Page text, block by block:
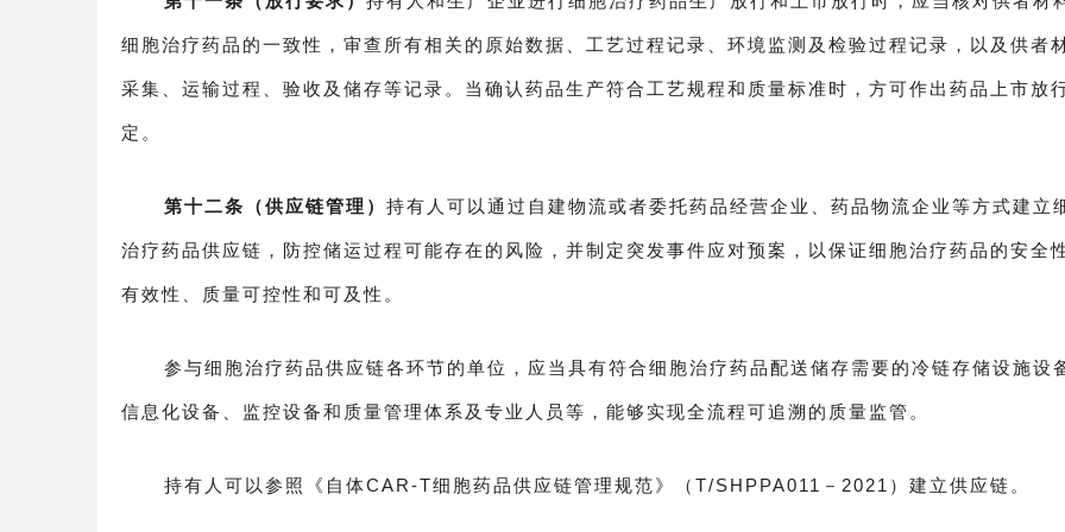
细胞治疗药品的一致性，审查所有相关的原始数据、工艺过程记录、环境监测及检验过程记录，以及供者
采集、运输过程、验收及储存等记录。当确认药品生产符合工艺规程和质量标准时，方可作出药品上市放
定。
第十二条（供应链管理） 持有人可以通过自建物流或者委托药品经营企业、药品物流企业等方式建立
治疗药品供应链，防控储运过程可能存在的风险，并制定突发事件应对预案，以保证细胞治疗药品的安全性
有效性、质量可控性和可及性。
参与细胞治疗药品供应链各环节的单位，应当具有符合细胞治疗药品配送储存需要的冷链存储设施设
信息化设备、监控设备和质量管理体系及专业人员等，能够实现全流程可追溯的质量监管。
持有人可以参照《自体CAR-T细胞药品供应链管理规范》（T/SHPPA011－2021）建立供应链。